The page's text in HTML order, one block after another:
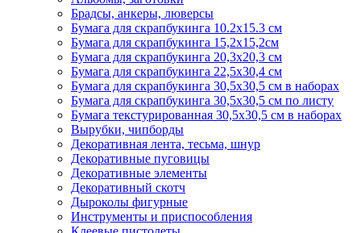
Брадсы, анкеры, люверсы
Бумага для скрапбукинга 10.2х15.3 см
Бумага для скрапбукинга 15,2х15,2см
Бумага для скрапбукинга 20,3х20,3 см
Бумага для скрапбукинга 22,5х30,4 см
Бумага для скрапбукинга 30,5х30,5 см в наборах
Бумага для скрапбукинга 30,5х30,5 см по листу
Бумага текстурированная 30,5х30,5 см в наборах
Вырубки, чипборды
Декоративная лента, тесьма, шнур
Декоративные пуговицы
Декоративные элементы
Декоративный скотч
Дыроколы фигурные
Инструменты и приспособления